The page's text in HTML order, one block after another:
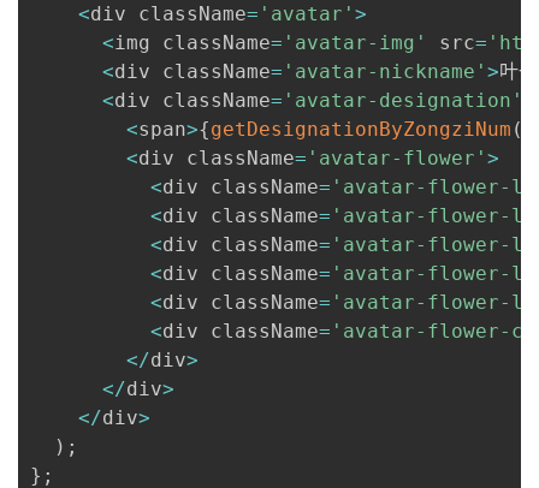
<div className= 'avatar' >
<img className= 'avatar-img' src=
<div className= 'avatar-nickname' >叶
<div className= 'avatar-designation'
<span>{getDesignationByZongziNum (
<div className= 'avatar-flower' >
<div className= 'avatar-flower-
<div className= 'avatar-flower-
<div className= 'avatar-flower-
<div className= 'avatar-flower-
<div className= 'avatar-flower-
<div className= 'avatar-flower-
</div>
</div>
</div>
) ;
} ;